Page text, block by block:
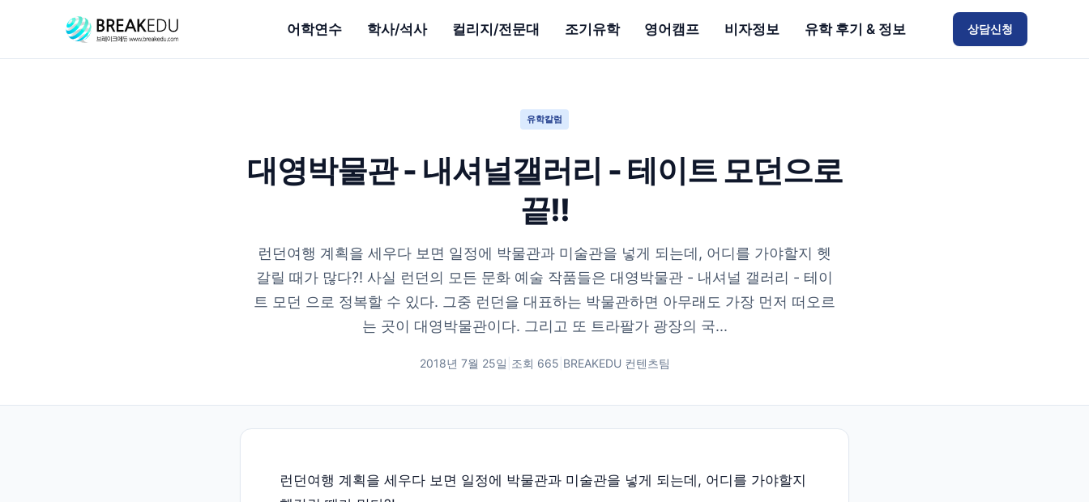
어학연수 학사/석사 컬리지/전문대 조기유학 영어캠프 비자정보 유학 후기 & 정보 상담신청
유학칼럼
대영박물관 - 내셔널갤러리 - 테이트 모던으로
끝!!
런던여행 계획을 세우다 보면 일정에 박물관과 미술관을 넣게 되는데, 어디를 가야할지 헷
갈릴 때가 많다?! 사실 런던의 모든 문화 예술 작품들은 대영박물관 - 내셔널 갤러리 - 테이
트 모던 으로 정복할 수 있다. 그중 런던을 대표하는 박물관하면 아무래도 가장 먼저 떠오르
는 곳이 대영박물관이다. 그리고 또 트라팔가 광장의 국...
2018년 7월 25일 조회 665 BREAKEDU 컨텐츠팀
런던여행 계획을 세우다 보면 일정에 박물관과 미술관을 넣게 되는데, 어디를 가야할지